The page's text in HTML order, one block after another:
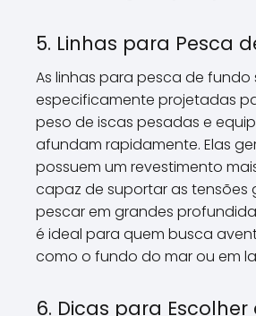
5. Linhas para Pesca
As linhas para pesca de fundo
especificamente projetadas
peso de iscas pesadas e
afundam rapidamente. Elas
possuem um revestimento
capaz de suportar as tensões
pescar em grandes
é ideal para quem busca
como o fundo do mar ou em
6. Dicas para Escolher